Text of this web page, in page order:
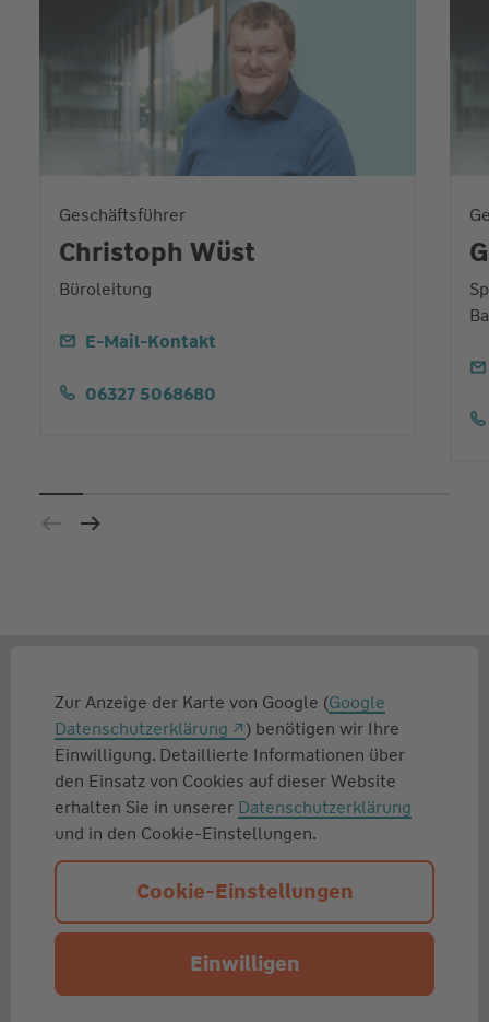
Geschäftsführer
Christoph Wüst
Büroleitung
E-Mail-Kontakt
06327 5068680
Zur Anzeige der Karte von Google (Google
Datenschutzerklärung
) benötigen wir Ihre
Einwilligung. Detaillierte Informationen über
den Einsatz von Cookies auf dieser Website
erhalten Sie in unserer Datenschutzerklärung
und in den Cookie-Einstellungen.
Cookie-Einstellungen
Einwilligen